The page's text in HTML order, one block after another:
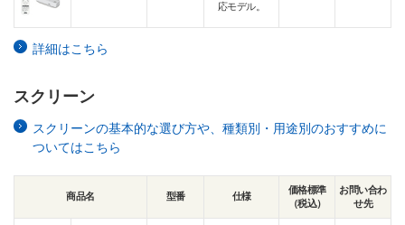
応モデル。
詳細はこちら
スクリーン
スクリーンの基本的な選び方や、種類別・用途別のおすすめに
ついてはこちら
商品名 型番 仕様
価格標準
（税込）
お問い合わ
せ先